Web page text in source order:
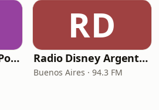
Radio Popular (La Popu)
RD
Radio Disney Argentina
Buenos Aires · 94.3 FM